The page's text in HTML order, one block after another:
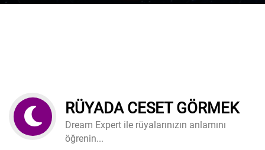
RÜYADA CESET GÖRMEK
Dream Expert ile rüyalarınızın anlamını
öğrenin...